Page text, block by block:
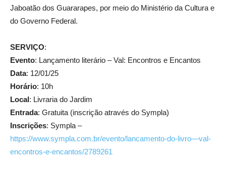
Jaboatão dos Guararapes, por meio do Ministério da Cultura e
do Governo Federal.
SERVIÇO:
Evento: Lançamento literário – Val: Encontros e Encantos
Data: 12/01/25
Horário: 10h
Local: Livraria do Jardim
Entrada: Gratuita (inscrição através do Sympla)
Inscrições: Sympla –
https://www.sympla.com.br/evento/lancamento-do-livro—val-
encontros-e-encantos/2789261